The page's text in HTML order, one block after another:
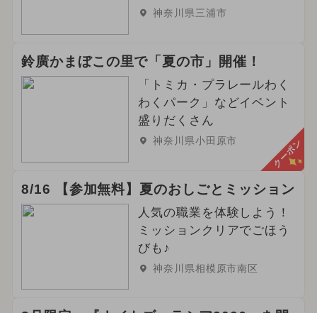
神奈川県三浦市
鈴廣かまぼこの里で「夏の市」開催！
「トミカ・プラレールわく
わくパーク」などイベント
盛りだくさん
神奈川県小田原市 クーポン
8/16 【参加無料】夏のおしごとミッション
人気の職業を体験しよう！
ミッションクリアでごほう
びも♪
神奈川県相模原市南区